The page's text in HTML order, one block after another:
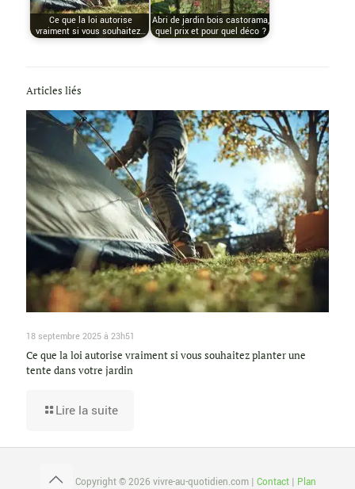
Ce que la loi autorise
vraiment si vous souhaitez…
Abri de jardin bois castorama,
quel prix et pour quel déco ?
Articles liés
18 septembre 2025 à 23h51
Ce que la loi autorise vraiment si vous souhaitez planter une
tente dans votre jardin
Lire la suite
Copyright © 2026 vivre-au-quotidien.com | Contact| Plan